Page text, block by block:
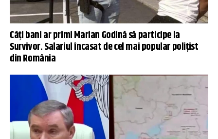
Câți bani ar primi Marian Godină să participe la
Survivor. Salariul încasat de cel mai popular polițist
din România